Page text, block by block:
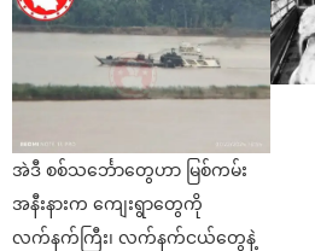
အဲဒီ စစ်သင်္ဘောတွေဟာ မြစ်ကမ်း
အနီးနားက ကျေးရွာတွေကို
လက်နက်ကြီး၊ လက်နက်ငယ်တွေနဲ့